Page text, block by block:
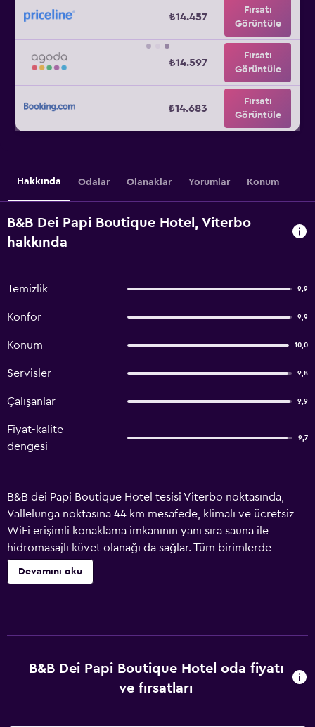
₺14.457
Fırsatı
Görüntüle
₺14.597
Fırsatı
Görüntüle
₺14.683
Fırsatı
Görüntüle
Hakkında Odalar Olanaklar Yorumlar Konum
B&B Dei Papi Boutique Hotel, Viterbo
hakkında
Temizlik 9,9
Konfor 9,9
Konum 10,0
Servisler 9,8
Çalışanlar 9,9
Fiyat-kalite
dengesi
9,7
B&B dei Papi Boutique Hotel tesisi Viterbo noktasında,
Vallelunga noktasına 44 km mesafede, klimalı ve ücretsiz
WiFi erişimli konaklama imkanının yanı sıra sauna ile
hidromasajlı küvet olanağı da sağlar. Tüm birimlerde
oturma alanı, uydu TV (düz ekran) ile içinde ücretsiz banyo
malzemeleri, bide ve duş bulunan bir özel banyo
Papi Boutique Hotel tesisinde hem bisiklet kiralama hizmeti
hem araba kiralama hizmeti mevcuttur. Duomo Orvieto,
Devamını oku
B&B Dei Papi Boutique Hotel oda fiyatı
ve fırsatları